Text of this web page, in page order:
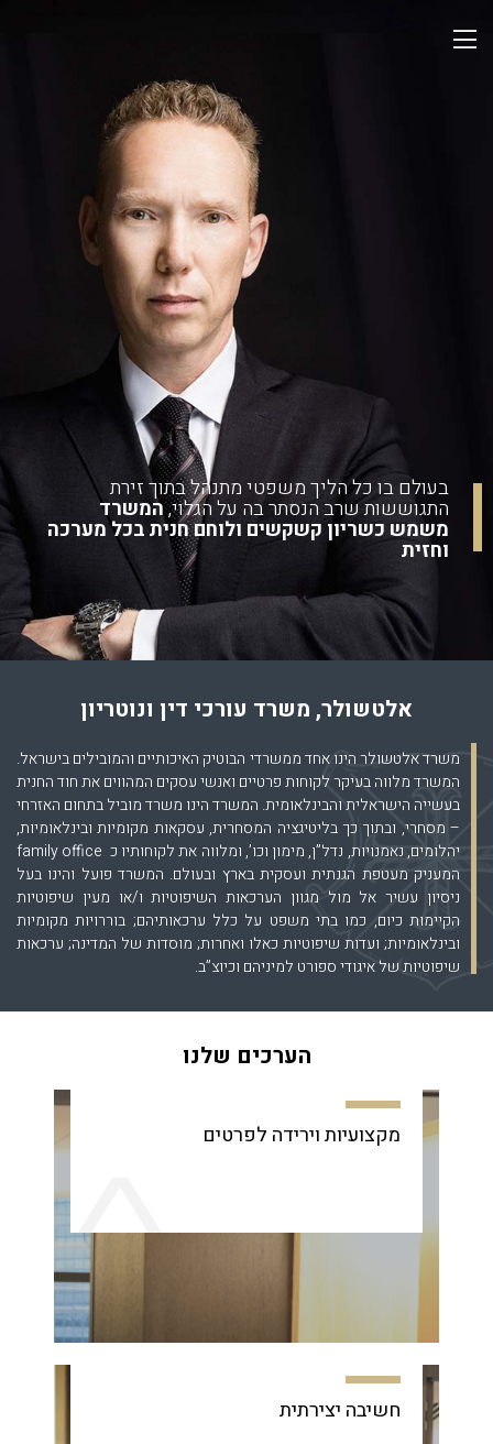
בעולם בו כל הליך משפטי מתנהלבתוך זירת
התגוששות שרב הנסתר בה על הגלוי,המשרד
משמש כשריון קשקשים ולוחם חנית בכל מערכה
וחזית
אלטשולר, משרד עורכי דין ונוטריון
משרד אלטשולר הינו אחד ממשרדי הבוטיק האיכותיים והמובילים בישראל.
המשרד מלווה בעיקר לקוחות פרטיים ואנשי עסקים המהווים את חוד החנית
בעשייה הישראלית והבינלאומית. המשרד הינו משרד מוביל בתחום האזרחי
– מסחרי, ובתוך כך בליטיגציה המסחרית, עסקאות מקומיות ובינלאומיות,
יהלומים, נאמנויות, נדל”ן, מימון וכו’, ומלווה את לקוחותיו כ family office
המעניק מעטפת הגנתית ועסקית בארץ ובעולם. המשרד פועל והינו בעל
ניסיון עשיר אל מול מגוון הערכאות השיפוטיות ו/או מעין שיפוטיות
הקיימות כיום, כמו בתי משפט על כלל ערכאותיהם; בוררויות מקומיות
ובינלאומיות; ועדות שיפוטיות כאלו ואחרות; מוסדות של המדינה; ערכאות
שיפוטיות של איגודי ספורט למיניהם וכיוצ”ב.
הערכים שלנו
מקצועיות וירידה לפרטים
חשיבה יצירתית